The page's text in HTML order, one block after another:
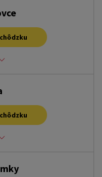
Záturčie, 036 01
Michalovce, 071 01
949 01